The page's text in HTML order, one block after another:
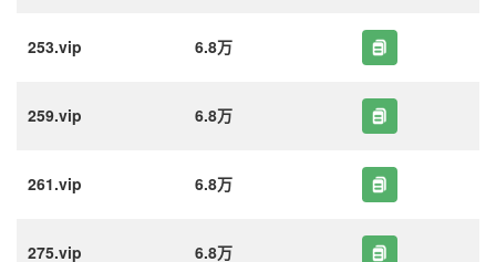
253.vip 6.8万
259.vip 6.8万
261.vip 6.8万
275.vip 6.8万